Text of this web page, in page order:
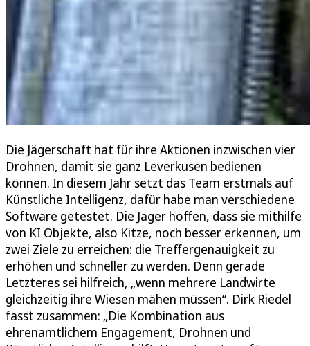
Die Jägerschaft hat für ihre Aktionen inzwischen vier
Drohnen, damit sie ganz Leverkusen bedienen
können. In diesem Jahr setzt das Team erstmals auf
Künstliche Intelligenz, dafür habe man verschiedene
Software getestet. Die Jäger hoffen, dass sie mithilfe
von KI Objekte, also Kitze, noch besser erkennen, um
zwei Ziele zu erreichen: die Treffergenauigkeit zu
erhöhen und schneller zu werden. Denn gerade
Letzteres sei hilfreich, „wenn mehrere Landwirte
gleichzeitig ihre Wiesen mähen müssen“. Dirk Riedel
fasst zusammen: „Die Kombination aus
ehrenamtlichem Engagement, Drohnen und